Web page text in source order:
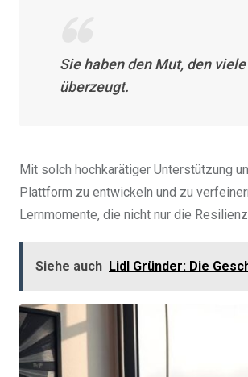
Sie haben den Mut, den
überzeugt.
Mit solch hochkarätiger Unterstützung
Plattform zu entwickeln und zu
Lernmomente, die nicht nur die
Siehe auch Lidl Gründer: Die